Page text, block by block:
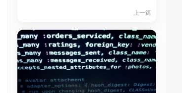
上一篇